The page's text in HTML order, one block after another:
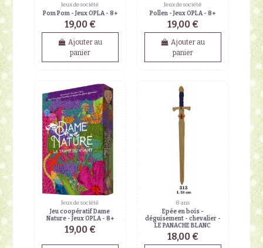
Jeux de société
Pom Pom - Jeux OPLA - 8+
19,00 €
Ajouter au
panier
Jeux de société
Pollen - Jeux OPLA - 8+
19,00 €
Ajouter au
panier
Jeux de société
Jeu coopératif Dame
Nature - Jeux OPLA - 8+
19,00 €
8 ans
Epée en bois -
déguisement - chevalier -
LE PANACHE BLANC
18,00 €